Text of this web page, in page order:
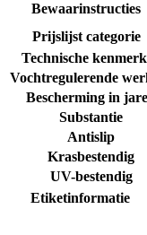
Bewaarinstructies
Prijslijst categorie
Technische
Vochtregulerende
Bescherming in
Substantie
Antislip
Krasbestendig
UV-bestendig
Etiketinformatie